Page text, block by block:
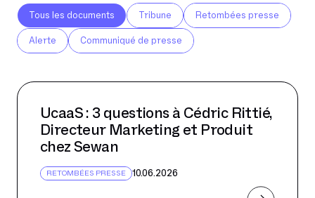
mai 2026
avril 2026
janvier 2026
décembre 2025
octobre 2025
Tous les documents Tribune Retombées presse
Alerte Communiqué de presse
UcaaS : 3 questions à Cédric Rittié,
Directeur Marketing et Produit
chez Sewan
RETOMBÉES PRESSE 10.06.2026